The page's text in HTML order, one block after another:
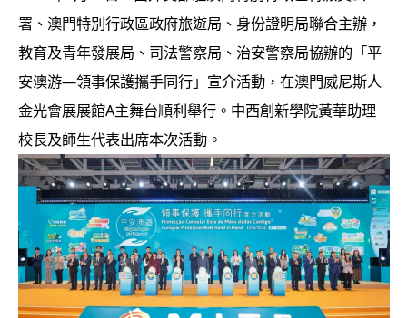
署、澳門特別行政區政府旅遊局、身份證明局聯合主辦，
教育及青年發展局、司法警察局、治安警察局協辦的「平
安澳游—領事保護攜手同行」宣介活動，在澳門威尼斯人
金光會展展館A主舞台順利舉行。中西創新學院黃華助理
校長及師生代表出席本次活動。